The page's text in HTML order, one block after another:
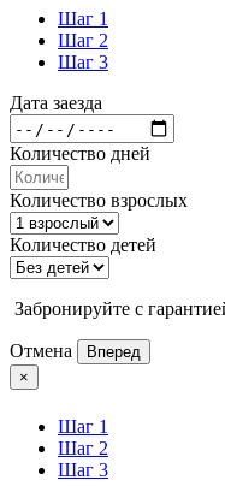
Шаг 1
Шаг 2
Шаг 3
Дата заезда
Количество дней
Количество взрослых
Количество детей
Забронируйте с
Отмена
Вперед
×
Шаг 1
Шаг 2
Шаг 3